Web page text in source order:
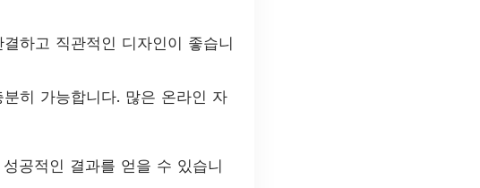
하고 직관적인 디자인이 좋습니
히 가능합니다. 많은 온라인 자
공적인 결과를 얻을 수 있습니